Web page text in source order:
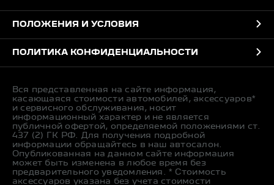
ПОЛОЖЕНИЯ И УСЛОВИЯ
ПОЛИТИКА КОНФИДЕНЦИАЛЬНОСТИ
Вся представленная на сайте информация,
касающаяся стоимости автомобилей, аксессуаров*
и сервисного обслуживания, носит
информационный характер и не является
публичной офертой, определяемой положениями ст.
437 (2) ГК РФ. Для получения подробной
информации обращайтесь в наш автосалон.
Опубликованная на данном сайте информация
может быть изменена в любое время без
предварительного уведомления. * Стоимость
аксессуаров указана без учета стоимости